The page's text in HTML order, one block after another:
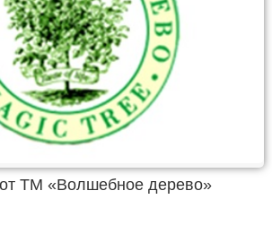
ТМ «Волшебное дерево»